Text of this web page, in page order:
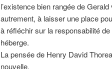
l’existence bien rangée de
autrement, à laisser une place
à réfléchir sur la responsabilité
héberge.
La pensée de Henry David
nouvelle.